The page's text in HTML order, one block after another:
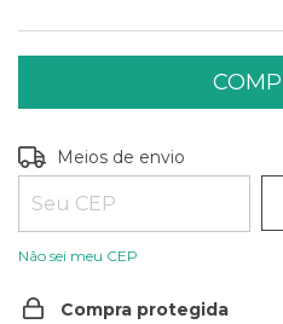
Entregas para o CEP:
Meios de envio
Não sei meu CEP
Compra protegida